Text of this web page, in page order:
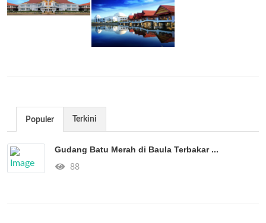
Populer Terkini
Gudang Batu Merah di Baula Terbakar ...
88